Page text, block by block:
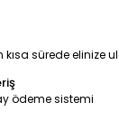
sürede elinize
ödeme sistemi